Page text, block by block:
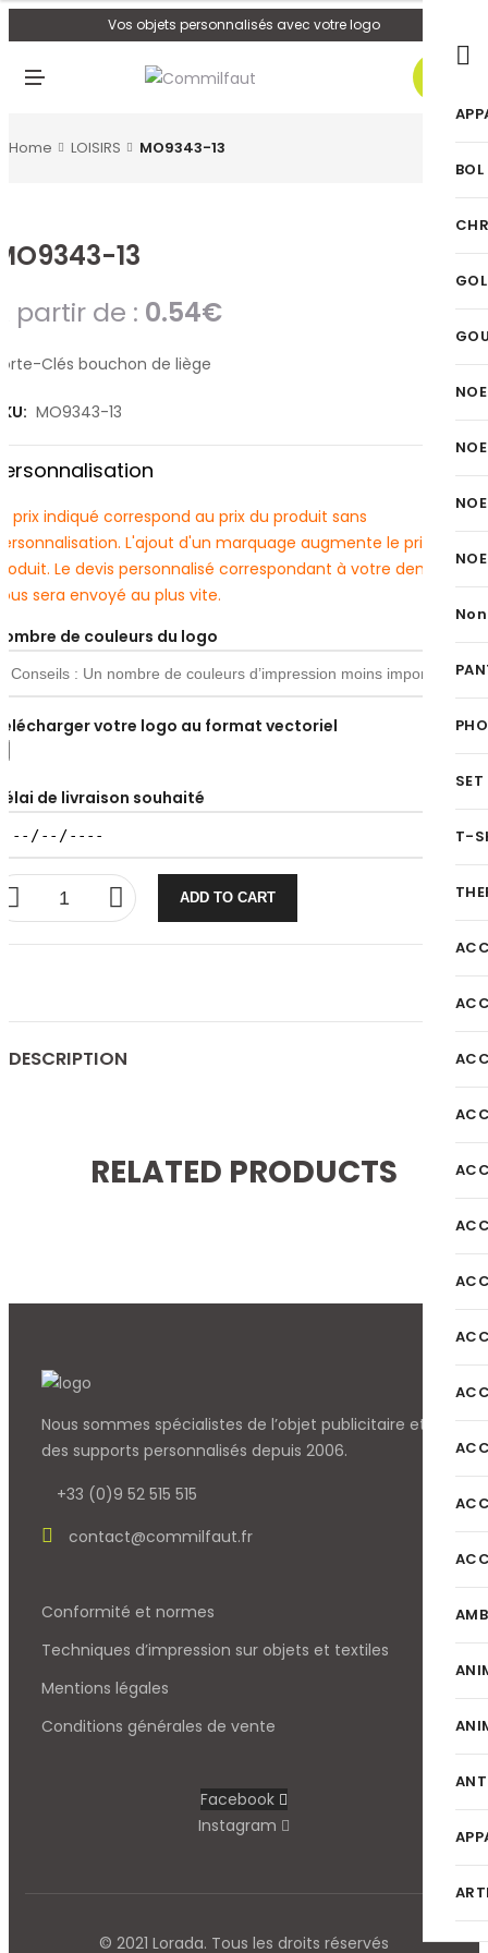
Vos objets personnalisés avec votre logo
U
0
Home LOISIRS MO9343-13
13
partir de : 0.54€
Clés bouchon de liège
MO9343-13
prix indiqué correspond au prix du produit sans
L'ajout d'un marquage augmente le prix du
Le devis personnalisé correspondant à votre demande
sera envoyé au plus vite.
de couleurs du logo
votre logo au format vectoriel
de livraison souhaité
ADD TO CART
DESCRIPTION
RELATED PRODUCTS
Nous sommes spécialistes de l’objet publicitaire et
des supports personnalisés depuis 2006.
+33 (0)9 52 515 515
contact@commilfaut.fr
Conformité et normes
Techniques d’impression sur objets et textiles
Mentions légales
Conditions générales de vente
Facebook
Instagram
© 2021 Lorada. Tous les droits réservés
BOL
T-